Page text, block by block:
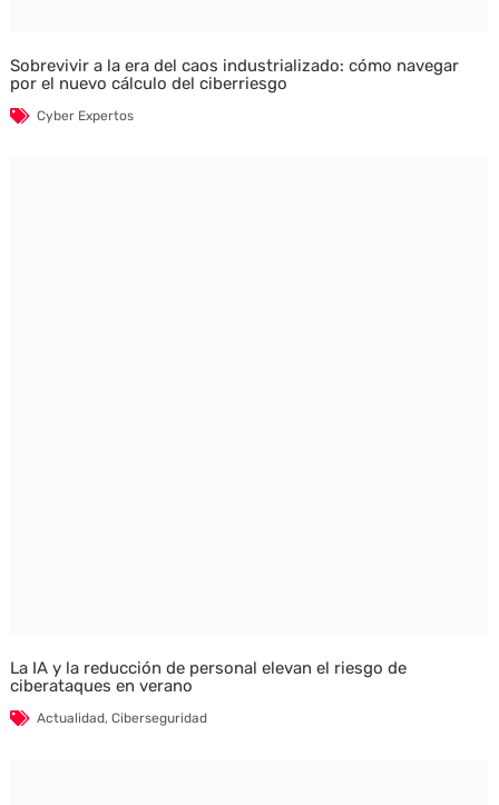
Sobrevivir a la era del caos industrializado: cómo navegar
por el nuevo cálculo del ciberriesgo
Cyber Expertos
La IA y la reducción de personal elevan el riesgo de
ciberataques en verano
Actualidad, Ciberseguridad